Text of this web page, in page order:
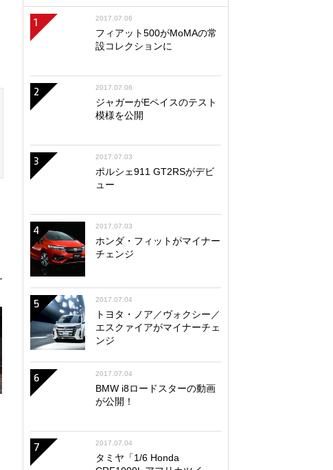
1 2017.07.06
フィアット500がMoMAの常
設コレクションに
2 2017.07.06
ジャガーがEペイスのテスト
模様を公開
3 2017.07.03
ポルシェ911 GT2RSがデビ
ュー
4 2017.07.03
ホンダ・フィットがマイナー
チェンジ
5 2017.07.04
トヨタ・ノア／ヴォクシー／
エスクァイアがマイナーチェ
ンジ
6 2017.07.04
BMW i8ロードスターの動画
が公開！
7 2017.07.04
タミヤ「1/6 Honda